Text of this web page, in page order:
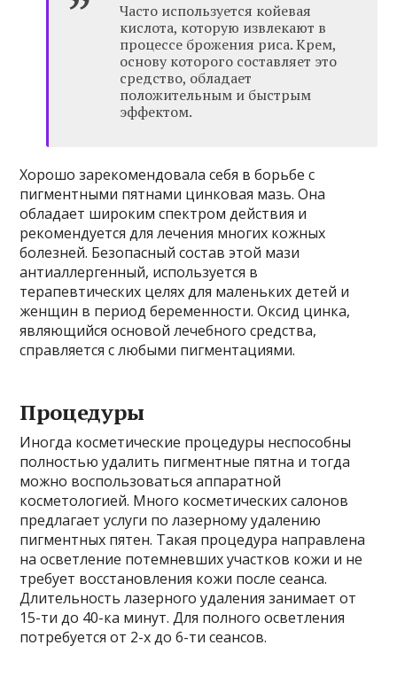
Часто используется койевая
кислота, которую извлекают в
процессе брожения риса. Крем,
основу которого составляет это
средство, обладает
положительным и быстрым
эффектом.
Хорошо зарекомендовала себя в борьбе с
пигментными пятнами цинковая мазь. Она
обладает широким спектром действия и
рекомендуется для лечения многих кожных
болезней. Безопасный состав этой мази
антиаллергенный, используется в
терапевтических целях для маленьких детей и
женщин в период беременности. Оксид цинка,
являющийся основой лечебного средства,
справляется с любыми пигментациями.
Процедуры
Иногда косметические процедуры неспособны
полностью удалить пигментные пятна и тогда
можно воспользоваться аппаратной
косметологией. Много косметических салонов
предлагает услуги по лазерному удалению
пигментных пятен. Такая процедура направлена
на осветление потемневших участков кожи и не
требует восстановления кожи после сеанса.
Длительность лазерного удаления занимает от
15-ти до 40-ка минут. Для полного осветления
потребуется от 2-х до 6-ти сеансов.